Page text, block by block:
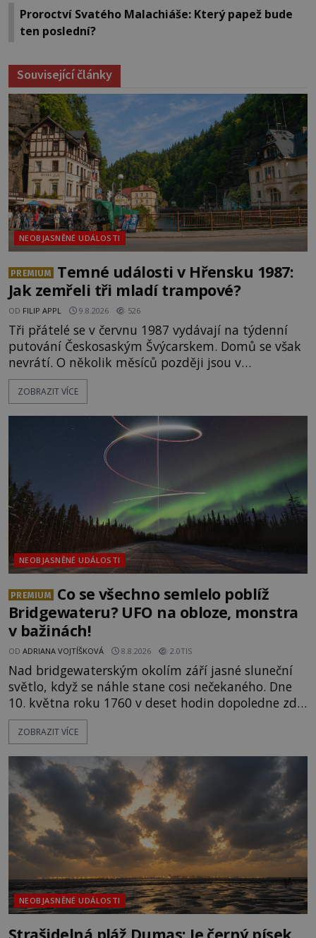
Proroctví Svatého Malachiáše: Který papež bude
ten poslední?
Související články
NEOBJASNĚNÉ UDÁLOSTI
PREMIUM
Temné události v Hřensku 1987:
Jak zemřeli tři mladí trampové?
OD FILIP APPL 9.8.2026 526
Tři přátelé se v červnu 1987 vydávají na týdenní
putování Českosaským Švýcarskem. Domů se však
nevrátí. O několik měsíců později jsou v
nepřístupných skalách u Hřenska nalezeny jejich
kostry – a s nimi stopy, které se jen obtížně slučují
přírodní živel, neznámý útočník, nebo někdo, koho
tehdejší režim nechtěl odhalit? [gallery
ids="171131,171132,1711
ZOBRAZIT VÍCE
NEOBJASNĚNÉ UDÁLOSTI
PREMIUM
Co se všechno semlelo poblíž
Bridgewateru? UFO na obloze, monstra
v bažinách!
OD ADRIANA VOJTÍŠKOVÁ 8.8.2026 2.0TIS
Nad bridgewaterským okolím září jasné sluneční
světlo, když se náhle stane cosi nečekaného. Dne
10. května roku 1760 v deset hodin dopoledne zde
dojde k vůbec prvnímu historicky doloženému
přeletu UFO. Podle záznamů vyzařuje takové
jen o nějaký optický klam, nebo se zde skutečně
právě vznáší mimozemská loď
ZOBRAZIT VÍCE
NEOBJASNĚNÉ UDÁLOSTI